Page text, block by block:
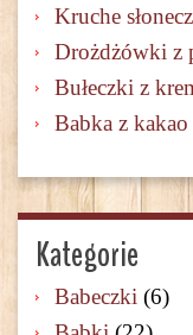
Kruche
Drożdżówki z
Bułeczki z
Babka z
Kategorie
Babeczki (6)